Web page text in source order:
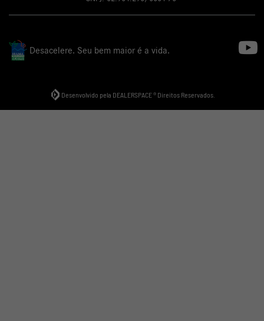
Desacelere. Seu bem maior é a vida.
Desenvolvido pela DEALERSPACE ® Direitos Reservados.